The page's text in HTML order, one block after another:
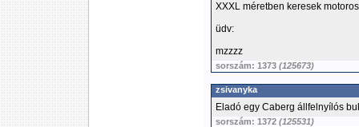
XXXL méretben keresek
üdv:
mzzzz
sorszám: 1373 (125673)
zsivanyka
Eladó egy Caberg állfelnyílós
sorszám: 1372 (125531)